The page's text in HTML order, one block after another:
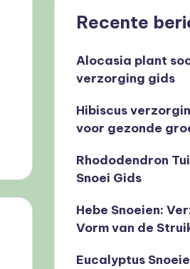
Recente
Alocasia plant
verzorging gids
Hibiscus
voor gezonde
Rhododendron
Snoei Gids
Hebe Snoeien:
Vorm van de
Eucalyptus